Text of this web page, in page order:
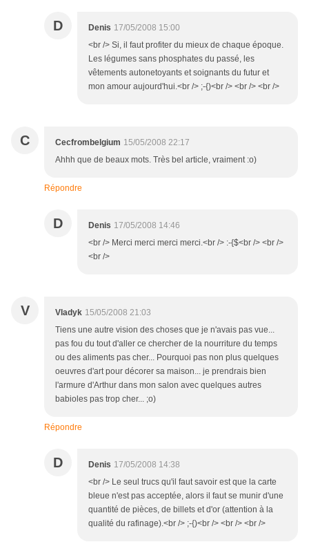
D Denis 17/05/2008 15:00
<br /> Si, il faut profiter du mieux de chaque époque.
Les légumes sans phosphates du passé, les
vêtements autonetoyants et soignants du futur et
mon amour aujourd'hui.<br /> ;-{)<br /> <br /> <br />
C Cecfrombelgium 15/05/2008 22:17
Ahhh que de beaux mots. Très bel article, vraiment :o)
Répondre
D Denis 17/05/2008 14:46
<br /> Merci merci merci merci.<br /> :-{$<br /> <br />
<br />
V Vladyk 15/05/2008 21:03
Tiens une autre vision des choses que je n'avais pas vue...
pas fou du tout d'aller ce chercher de la nourriture du temps
ou des aliments pas cher... Pourquoi pas non plus quelques
oeuvres d'art pour décorer sa maison... je prendrais bien
l'armure d'Arthur dans mon salon avec quelques autres
babioles pas trop cher... ;o)
Répondre
D Denis 17/05/2008 14:38
<br /> Le seul trucs qu'il faut savoir est que la carte
bleue n'est pas acceptée, alors il faut se munir d'une
quantité de pièces, de billets et d'or (attention à la
qualité du rafinage).<br /> ;-{)<br /> <br /> <br />